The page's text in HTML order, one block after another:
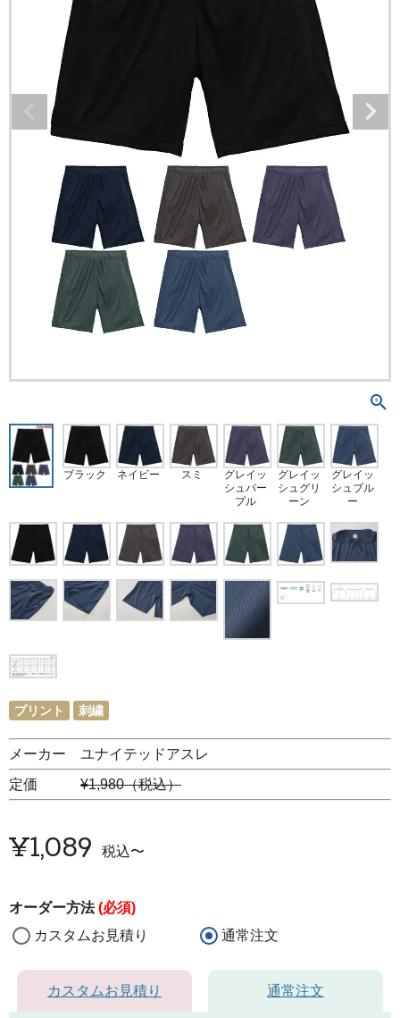
ブラック ネイビー スミ
グレイッ
シュパー
プル
グレイッ
シュグリ
ーン
グレイッ
シュブル
ー
プリント 刺繍
メーカー ユナイテッドアスレ
定価 ¥1,980（税込）
¥1,089 税込〜
オーダー方法(必須)
カスタムお見積り
通常注文
カスタムお見積り 通常注文